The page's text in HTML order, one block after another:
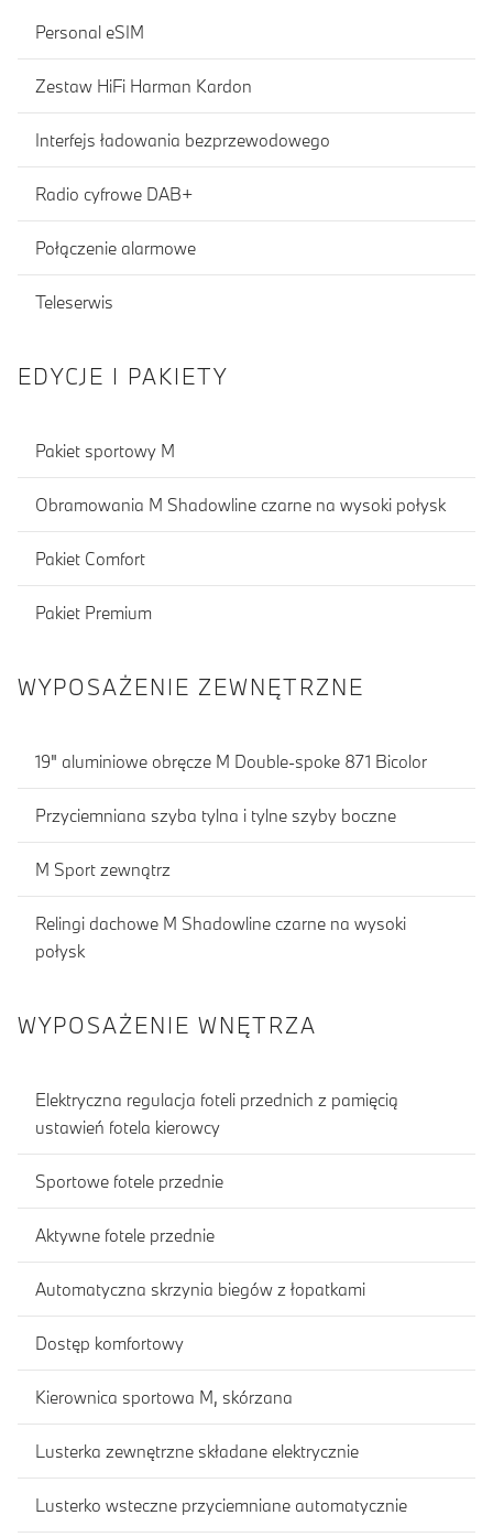
Personal eSIM
Zestaw HiFi Harman Kardon
Interfejs ładowania bezprzewodowego
Radio cyfrowe DAB+
Połączenie alarmowe
Teleserwis
EDYCJE I PAKIETY
Pakiet sportowy M
Obramowania M Shadowline czarne na wysoki połysk
Pakiet Comfort
Pakiet Premium
WYPOSAŻENIE ZEWNĘTRZNE
19" aluminiowe obręcze M Double-spoke 871 Bicolor
Przyciemniana szyba tylna i tylne szyby boczne
M Sport zewnątrz
Relingi dachowe M Shadowline czarne na wysoki
połysk
WYPOSAŻENIE WNĘTRZA
Elektryczna regulacja foteli przednich z pamięcią
ustawień fotela kierowcy
Sportowe fotele przednie
Aktywne fotele przednie
Automatyczna skrzynia biegów z łopatkami
Dostęp komfortowy
Kierownica sportowa M, skórzana
Lusterka zewnętrzne składane elektrycznie
Lusterko wsteczne przyciemniane automatycznie